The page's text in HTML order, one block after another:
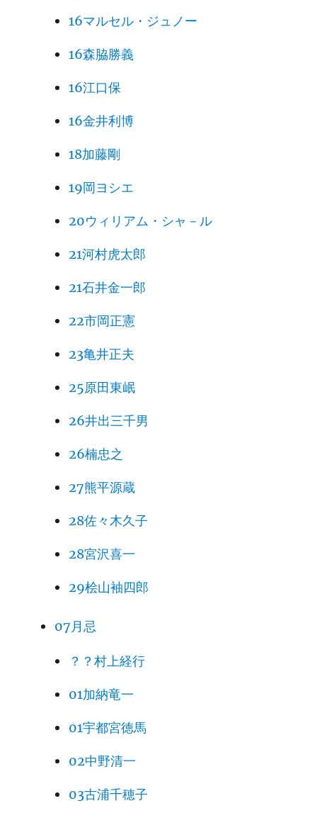
16マルセル・ジュノー
16森脇勝義
16江口保
16金井利博
18加藤剛
19岡ヨシエ
20ウィリアム・シャ－ル
21河村虎太郎
21石井金一郎
22市岡正憲
23亀井正夫
25原田東岷
26井出三千男
26楠忠之
27熊平源蔵
28佐々木久子
28宮沢喜一
29桧山袖四郎
07月忌
？？村上経行
01加納竜一
01宇都宮徳馬
02中野清一
03古浦千穂子